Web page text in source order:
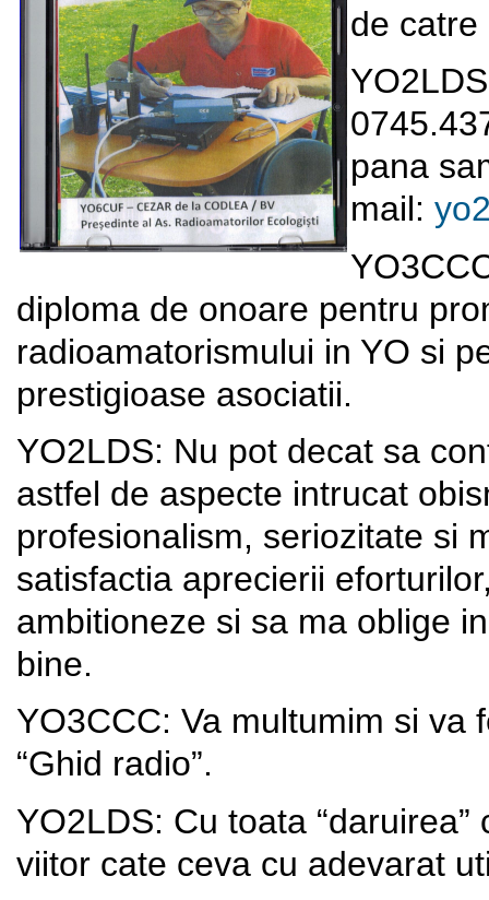
de catre
pana
mail:
diploma de onoare pentru
radioamatorismului in YO si
prestigioase asociatii.
YO2LDS: Nu pot decat sa
astfel de aspecte intrucat
profesionalism, seriozitate si
satisfactia aprecierii
ambitioneze si sa ma oblige
bine.
YO3CCC: Va multumim si va
“Ghid radio”.
YO2LDS: Cu toata
viitor cate ceva cu adevarat